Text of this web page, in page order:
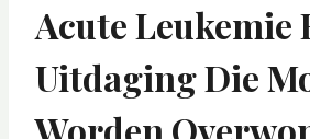
Acute Leukemie
Uitdaging Die